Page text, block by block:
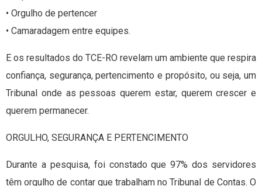
• Orgulho de pertencer
• Camaradagem entre equipes.
E os resultados do TCE-RO revelam um ambiente que respira
confiança, segurança, pertencimento e propósito, ou seja, um
Tribunal onde as pessoas querem estar, querem crescer e
querem permanecer.
ORGULHO, SEGURANÇA E PERTENCIMENTO
Durante a pesquisa, foi constado que 97% dos servidores
têm orgulho de contar que trabalham no Tribunal de Contas. O